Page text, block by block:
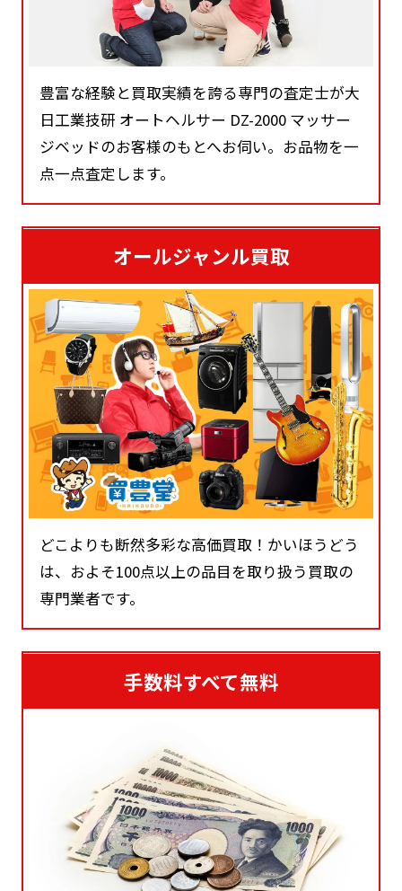
豊富な経験と買取実績を誇る専門の査定士が大
日工業技研 オートヘルサー DZ-2000 マッサー
ジベッドのお客様のもとへお伺い。お品物を一
点一点査定します。
オールジャンル買取
どこよりも断然多彩な高価買取！かいほうどう
は、およそ100点以上の品目を取り扱う買取の
専門業者です。
手数料すべて無料